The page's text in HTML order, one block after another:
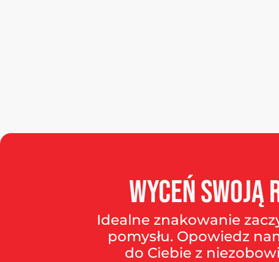
Wyceńswoją
Idealne znakowanie
pomysłu. Opowiedz
do Ciebie z